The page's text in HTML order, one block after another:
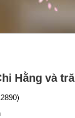
Hằng và